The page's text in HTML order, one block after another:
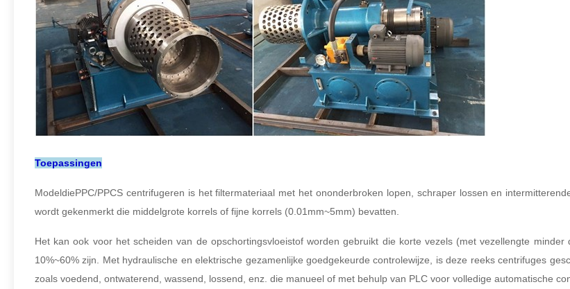
Toepassingen
ModeldiePPC/PPCS centrifugeren is het filtermateriaal met het ononderbroken lopen, schraper lossen en
wordt gekenmerkt die middelgrote korrels of fijne korrels (0.01mm~5mm) bevatten.
Het kan ook voor het scheiden van de opschortingsvloeistof worden gebruikt die korte vezels (met vezellengte
10%~60% zijn. Met hydraulische en elektrische gezamenlijke goedgekeurde controlewijze, is deze reeks centrifuges
zoals voedend, ontwaterend, wassend, lossend, enz. die manueel of met behulp van PLC voor volledige automatische